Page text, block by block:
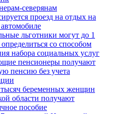
северянам
проезд на отдых на
льготники могут до 1
определиться со способом
набора социальных услуг
пенсионеры получают
пенсию без учета
тысяч беременных женщин
области получают
пособие